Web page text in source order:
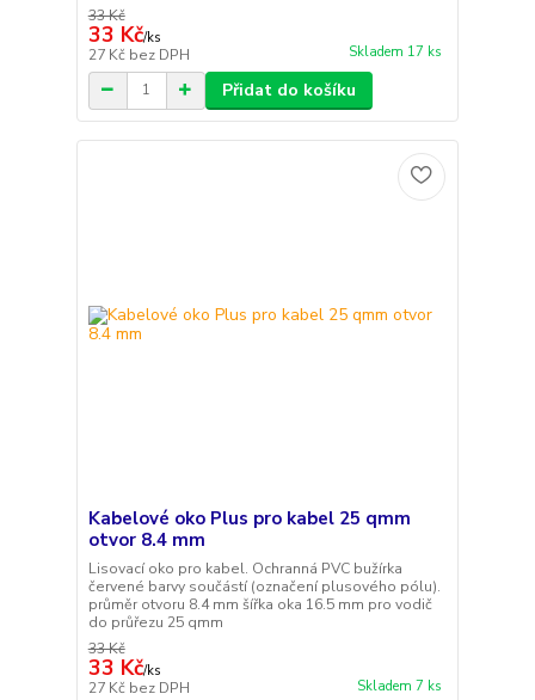
33 Kč
33 Kč/ks
27 Kč bez DPH Skladem 17 ks
Přidat do košíku
Kabelové oko Plus pro kabel 25 qmm
otvor 8.4 mm
Lisovací oko pro kabel. Ochranná PVC bužírka
červené barvy součástí (označení plusového pólu).
průměr otvoru 8.4 mm šířka oka 16.5 mm pro vodič
do průřezu 25 qmm
33 Kč
33 Kč/ks
27 Kč bez DPH Skladem 7 ks